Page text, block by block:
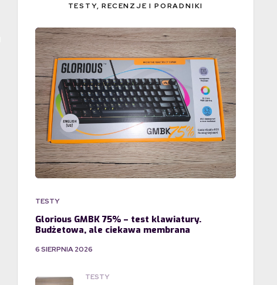
TESTY, RECENZJE I PORADNIKI
TESTY
Glorious GMBK 75% – test klawiatury.
Budżetowa, ale ciekawa membrana
6 SIERPNIA 2026
TESTY